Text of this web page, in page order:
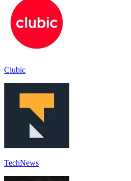
Clubic
TechNews